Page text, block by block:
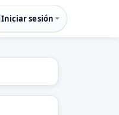
Iniciar sesión